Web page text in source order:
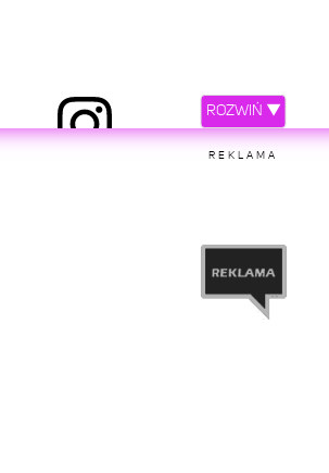
przez Lara Gessler (@lara_gessler)
ROZWIŃ ▼
REKLAMA